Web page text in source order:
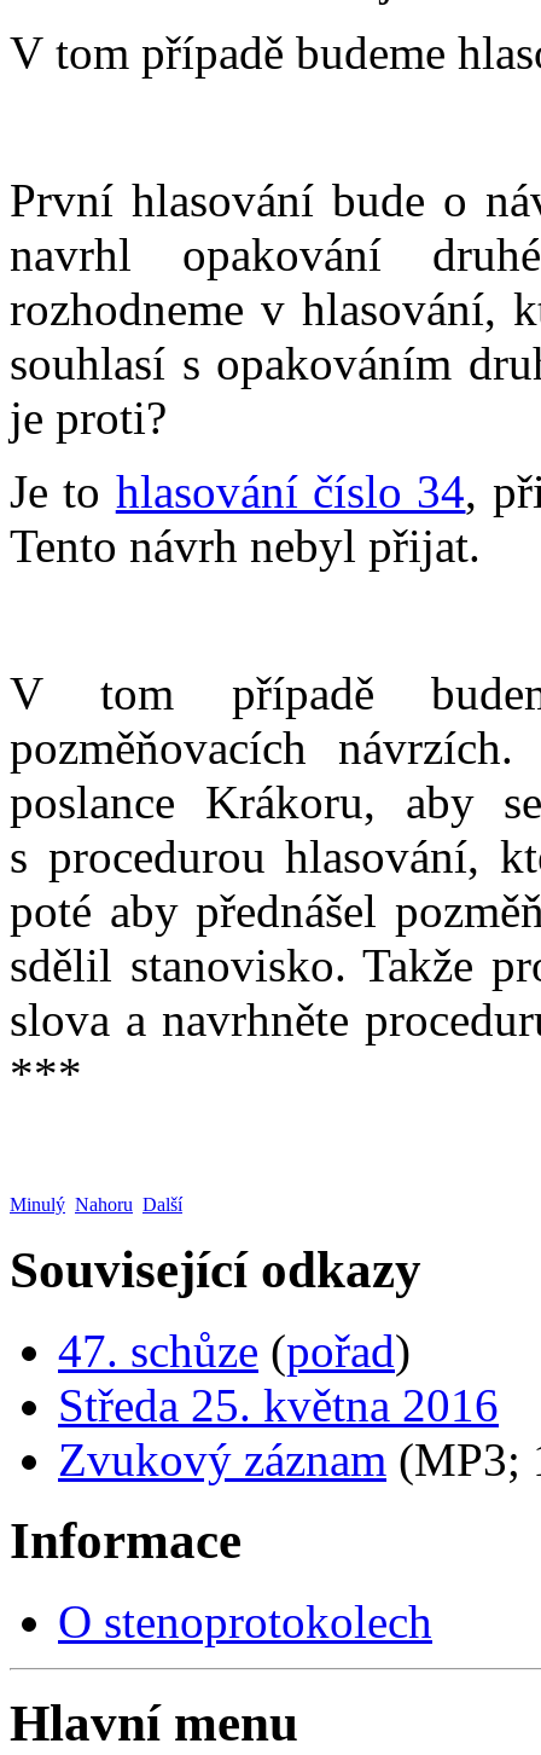
V tom případě budeme
První hlasování bude o
navrhl opakování
rozhodneme v hlasování,
souhlasí s opakováním
je proti?
Je to hlasování číslo 34,
Tento návrh nebyl přijat.
V tom případě
pozměňovacích
poslance Krákoru, aby
s procedurou hlasování,
poté aby přednášel
sdělil stanovisko. Takže
slova a navrhněte
***
Minulý Nahoru Další
Související odkazy
47. schůze (pořad)
Středa 25. května 2016
Zvukový záznam (MP3;
Informace
O stenoprotokolech
Hlavní menu